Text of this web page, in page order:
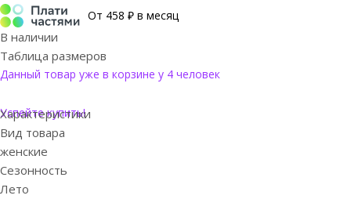
От 458 ₽ в месяц
В наличии
Таблица размеров
Данный товар уже в корзине у 4 человек
Успейте купить!
Характеристики
Вид товара
женские
Сезонность
Лето